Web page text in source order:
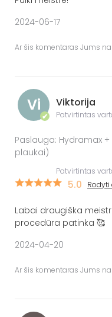
2024-06-17
Ar šis komentaras Jums
Vi
✔
Viktorija
Patvirtintas
Paslauga: Hydramax
plaukai)
Patvirtintas
5.0
Labai draugiška
procedūra patinka 🥰
2024-04-20
Ar šis komentaras Jums